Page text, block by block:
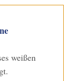
weißen